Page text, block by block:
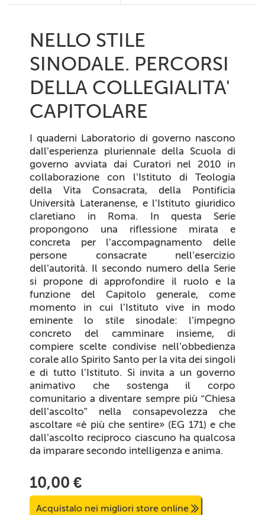
NELLO STILE
SINODALE. PERCORSI
DELLA COLLEGIALITA'
CAPITOLARE
I quaderni Laboratorio di governo nascono
dall’esperienza pluriennale della Scuola di
governo avviata dai Curatori nel 2010 in
collaborazione con l’Istituto di Teologia
della Vita Consacrata, della Pontificia
Università Lateranense, e l’Istituto giuridico
claretiano in Roma. In questa Serie
propongono una riflessione mirata e
concreta per l’accompagnamento delle
persone consacrate nell’esercizio
dell’autorità. Il secondo numero della Serie
si propone di approfondire il ruolo e la
funzione del Capitolo generale, come
momento in cui l’Istituto vive in modo
eminente lo stile sinodale: l’impegno
concreto del camminare insieme, di
compiere scelte condivise nell’obbedienza
corale allo Spirito Santo per la vita dei singoli
e di tutto l’Istituto. Si invita a un governo
animativo che sostenga il corpo
comunitario a diventare sempre più “Chiesa
dell’ascolto” nella consapevolezza che
ascoltare «è più che sentire» (EG 171) e che
dall’ascolto reciproco ciascuno ha qualcosa
da imparare secondo intelligenza e anima.
10,00 €
Acquistalo nei migliori store online